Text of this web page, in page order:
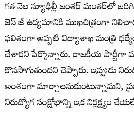
గత నెల న్యూఢిల్లీ జంతర్ మంతర్‌లో
జెన్ జీ ఉద్యమానికి ముఖచిత్రంగా
ఫలితంగా అప్పటి విద్యాశాఖ మంత్రి
చేశారని పేర్కొన్నారు. రాజకీయ పార్టీగా
కొనసాగుతుందని చెప్పారు. ఇప్పుడు
అంశంగా మార్చాలనుకుంటున్నామని,
నిరుద్యోగ సంక్షోభాన్ని ఇక నిర్లక్ష్యం